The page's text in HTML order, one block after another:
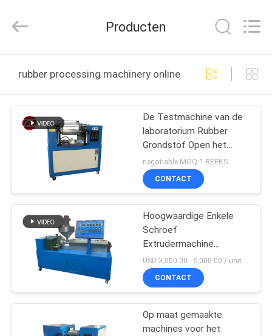
PRODUCTEN
VIDEOS
ONGEVEER
ONS
FABRIEKSREIS
KWALITEITSCONTROLE
Technology
Rights
Producten
rubber processing machinery online fabricage
De Testmachine van de
laboratorium Rubber
Grondstof Open het
Mengen zich Molen en
Andere
Rubberverwerkingsmachines
negotiable MOQ:1 REEKS
CONTACT
Hoogwaardige Enkele
Schroef
Extrudermachine
Efficiënte Kabel Extrusie
Tool voor
Siliconenrubber Isolatie
Machines
CONTACT
Op maat gemaakte
machines voor het